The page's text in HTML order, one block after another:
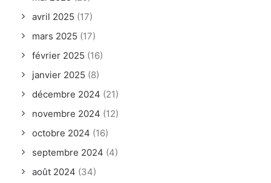
avril 2025 (17)
mars 2025 (17)
février 2025 (16)
janvier 2025 (8)
décembre 2024 (21)
novembre 2024 (12)
octobre 2024 (16)
septembre 2024 (4)
août 2024 (34)